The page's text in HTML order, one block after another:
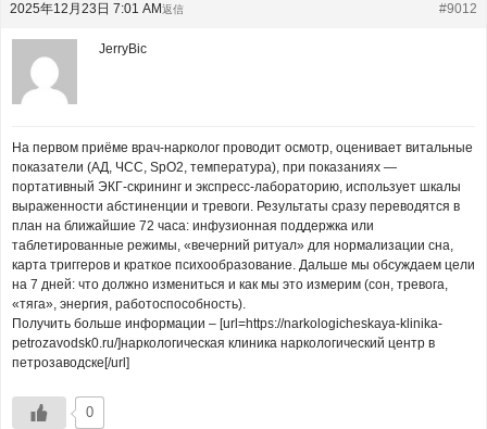
2025年12月23日 7:01 AM #9012
返信
JerryBic
На первом приёме врач-нарколог проводит осмотр, оценивает витальные
показатели (АД, ЧСС, SpO2, температура), при показаниях —
портативный ЭКГ-скрининг и экспресс-лабораторию, использует шкалы
выраженности абстиненции и тревоги. Результаты сразу переводятся в
план на ближайшие 72 часа: инфузионная поддержка или
таблетированные режимы, «вечерний ритуал» для нормализации сна,
карта триггеров и краткое психообразование. Дальше мы обсуждаем цели
на 7 дней: что должно измениться и как мы это измерим (сон, тревога,
«тяга», энергия, работоспособность).
Получить больше информации – [url=https://narkologicheskaya-klinika-
petrozavodsk0.ru/]наркологическая клиника наркологический центр в
петрозаводске[/url]
0